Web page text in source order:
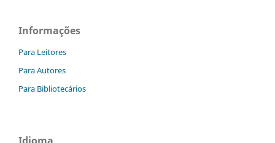
Informações
Para Leitores
Para Autores
Para Bibliotecários
Idioma